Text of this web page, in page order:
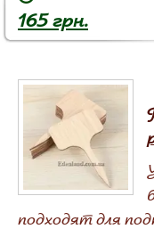
165 грн.
подходят для